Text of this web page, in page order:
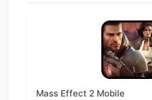
Mass Effect 2 Mobile